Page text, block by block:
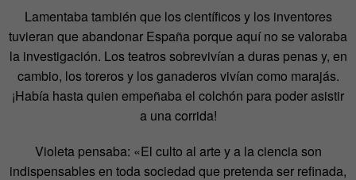
Lamentaba también que los científicos y los inventores
tuvieran que abandonar España porque aquí no se valoraba
la investigación. Los teatros sobrevivían a duras penas y, en
cambio, los toreros y los ganaderos vivían como marajás.
¡Había hasta quien empeñaba el colchón para poder asistir
a una corrida!
Violeta pensaba: «El culto al arte y a la ciencia son
indispensables en toda sociedad que pretenda ser refinada,